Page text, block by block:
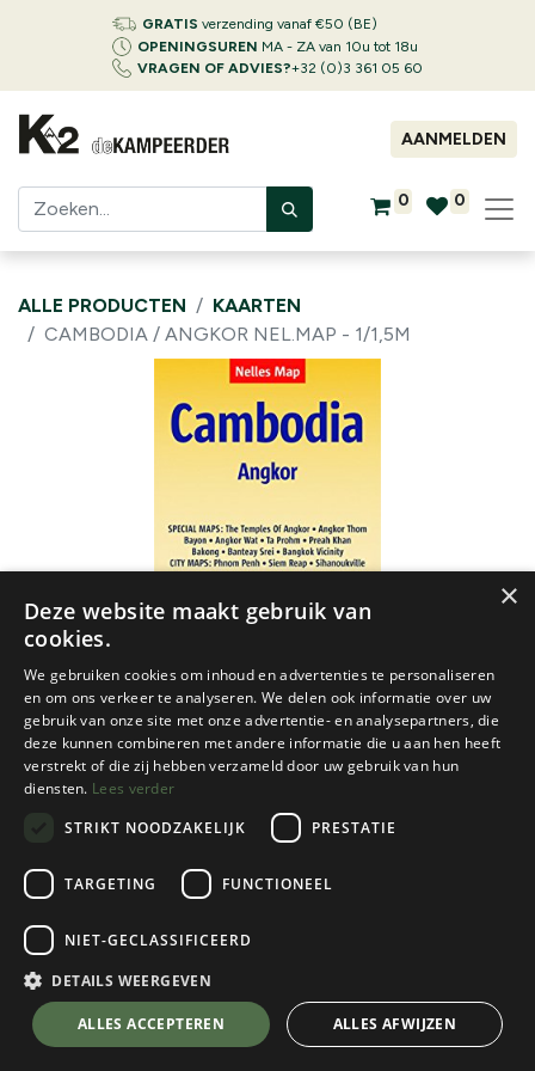
GRATIS verzending vanaf €50 (BE)
OPENINGSUREN MA - ZA van 10u tot 18u
VRAGEN OF ADVIES?+32 (0)3 361 05 60
AANMELDEN
0 0
ALLE PRODUCTEN
KAARTEN
CAMBODIA / ANGKOR NEL.MAP - 1/1,5M
Wereldwijd - Varia
Cambodia / Angkor nel.map - 1/1,5M
€
9,90💬 Stel je vraag over dit product via WhatsApp
×
Deze website maakt gebruik van
cookies.
We gebruiken cookies om inhoud en advertenties te personaliseren
en om ons verkeer te analyseren. We delen ook informatie over uw
gebruik van onze site met onze advertentie- en analysepartners, die
deze kunnen combineren met andere informatie die u aan hen heeft
verstrekt of die zij hebben verzameld door uw gebruik van hun
diensten. Lees verder
STRIKT NOODZAKELIJK
PRESTATIE
TARGETING FUNCTIONEEL
NIET-GECLASSIFICEERD
DETAILS WEERGEVEN
ALLES ACCEPTEREN ALLES AFWIJZEN